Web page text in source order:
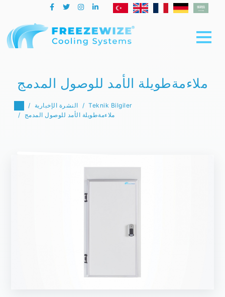
ملاءمةطويلة الأمد للوصول المدمج
النشرة الإخبارية
Teknik Bilgiler
ملاءمةطويلة الأمد للوصول المدمج